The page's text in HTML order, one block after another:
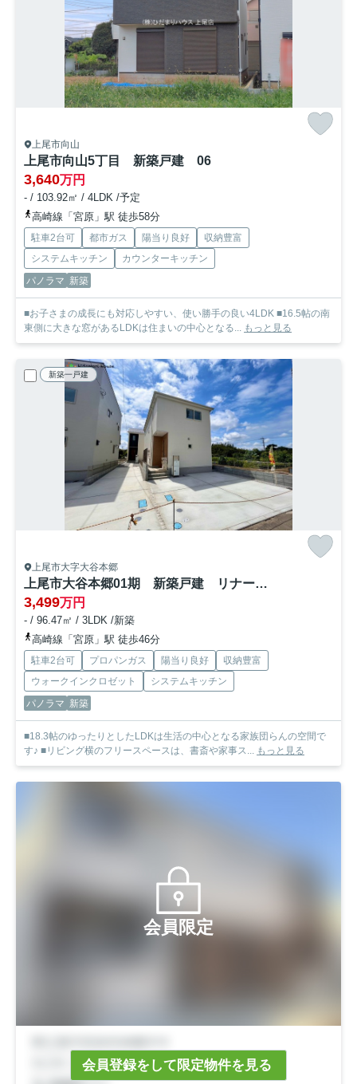
上尾市向山
上尾市向山5丁目 新築戸建 06
3,640万円
- / 103.92㎡ / 4LDK /予定
高崎線「宮原」駅 徒歩58分
駐車2台可 都市ガス 陽当り良好
収納豊富
システムキッチン
カウンターキッチン
パノラマ 新築
■お子さまの成長にも対応しやすい、使い勝手の良い4LDK ■16.5帖の南
東側に大きな窓があるLDKは住まいの中心となる...
もっと見る
新築一戸建
上尾市大字大谷本郷
上尾市大谷本郷01期 新築戸建 リナージュ01
3,499万円
- / 96.47㎡ / 3LDK /新築
高崎線「宮原」駅 徒歩46分
駐車2台可 プロパンガス 陽当り良好
収納豊富
ウォークインクロゼット
システムキッチン
パノラマ 新築
■18.3帖のゆったりとしたLDKは生活の中心となる家族団らんの空間で
す♪ ■リビング横のフリースペースは、書斎や家事ス...
もっと見る
会員限定
会員登録をして限定物件を見る